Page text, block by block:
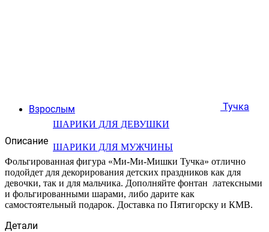
Взрослым
ШАРИКИ ДЛЯ ДЕВУШКИ
ШАРИКИ ДЛЯ МУЖЧИНЫ
Тучка
Описание
Фольгированная фигура «Ми-Ми-Мишки Тучка» отлично
подойдет для декорирования детских праздников как для
девочки, так и для мальчика. Дополняйте фонтан латексными
и фольгированными шарами, либо дарите как
самостоятельный подарок. Доставка по Пятигорску и КМВ.
Детали